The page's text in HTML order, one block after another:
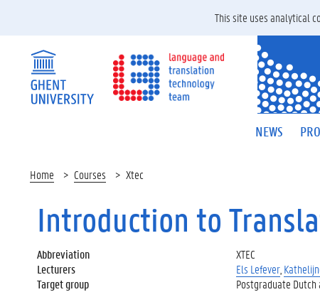
NEWS
Home Courses Xtec
Introduction to
Abbreviation
XTEC
Lecturers
Els Lefever,
Target group
Postgraduate Dutch
This site uses analytical